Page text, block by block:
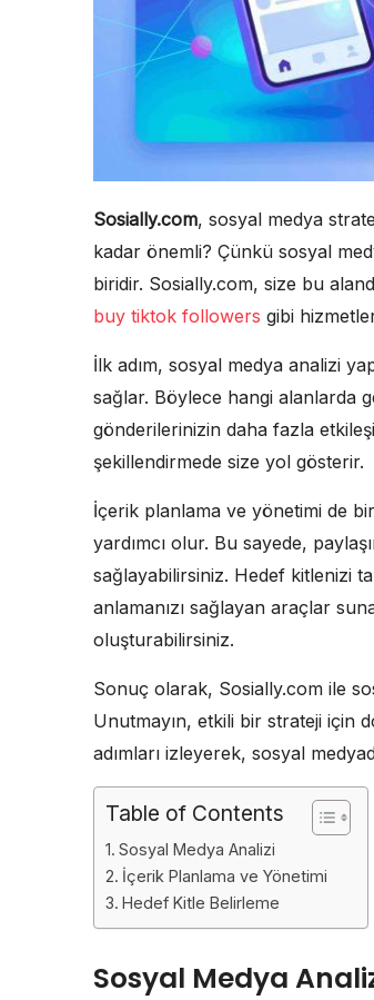
Sosially.com, sosyal medya
kadar önemli? Çünkü sosyal
biridir. Sosially.com, size bu
buy tiktok followers gibi
İlk adım, sosyal medya analizi
sağlar. Böylece hangi alanlarda
gönderilerinizin daha fazla
şekillendirmede size yol gösterir.
İçerik planlama ve yönetimi de
yardımcı olur. Bu sayede,
sağlayabilirsiniz. Hedef kitlenizi
anlamanızı sağlayan araçlar
oluşturabilirsiniz.
Sonuç olarak, Sosially.com ile
Unutmayın, etkili bir strateji için
adımları izleyerek, sosyal
Table of Contents
Sosyal Medya Analizi
İçerik Planlama ve Yönetimi
Hedef Kitle Belirleme
Sosyal Medya